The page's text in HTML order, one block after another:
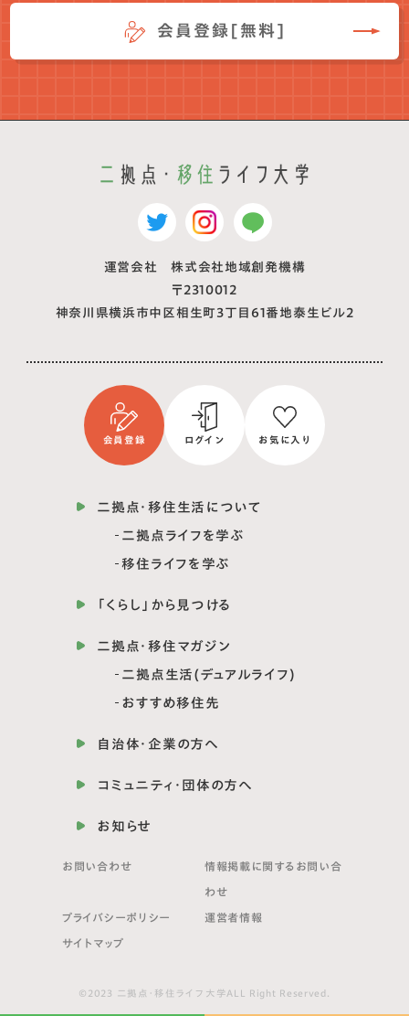
会員登録[無料]
運営会社 株式会社地域創発機構
〒2310012
神奈川県横浜市中区相生町3丁目61番地泰生ビル2
会員登録 ログイン お気に入り
二拠点・移住生活について
二拠点ライフを学ぶ
移住ライフを学ぶ
「くらし」から見つける
二拠点・移住マガジン
二拠点生活(デュアルライフ)
おすすめ移住先
自治体・企業の方へ
コミュニティ・団体の方へ
お知らせ
お問い合わせ 情報掲載に関する お問い合
わせ
プライバシーポリシー 運営者情報
サイトマップ
©2023 二拠点・移住ライフ大学ALL Right Reserved.